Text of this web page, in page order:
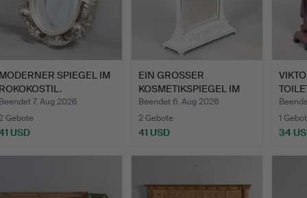
MODERNER SPIEGEL IM
ROKOKOSTIL.
Beendet 7. Aug 2026
Gebote
USD
EIN GROSSER
KOSMETIKSPIEGEL IM
NEOKLASSISC…
Beendet 6. Aug 2026
2 Gebote
41 USD
1 Gebot
34